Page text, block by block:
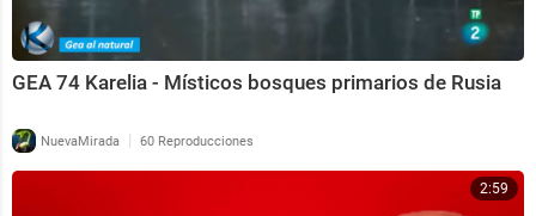
GEA 74 Karelia - Místicos bosques primarios de Rusia
NuevaMirada | 60 Reproducciones
2:59